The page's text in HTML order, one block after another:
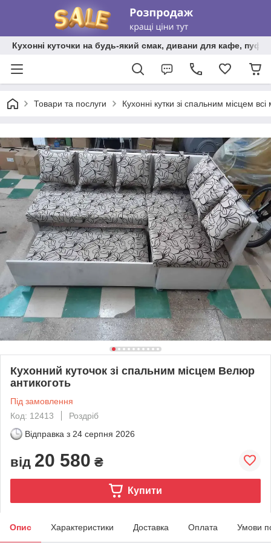
Кухонні куточки на будь-який смак, дивани для кафе,
Товари та послуги Кухонні кутки зі спальним місцем всі
Кухонний куточок зі спальним місцем Велюр
антикоготь
Під замовлення
Код: 12413
Роздріб
Відправка з 24 серпня 2026
від 20 580 ₴
Купити
Опис Характеристики Доставка Оплата Умови